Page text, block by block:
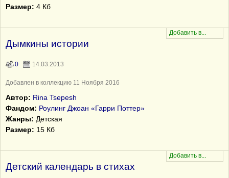
Размер: 4 Кб
Дымкины истории
0 14.03.2013
Добавлен в коллекцию 11 Ноября 2016
Автор: Rina Tsepesh
Фандом: Роулинг Джоан «Гарри Поттер»
Жанры: Детская
Размер: 15 Кб
Детский календарь в стихах